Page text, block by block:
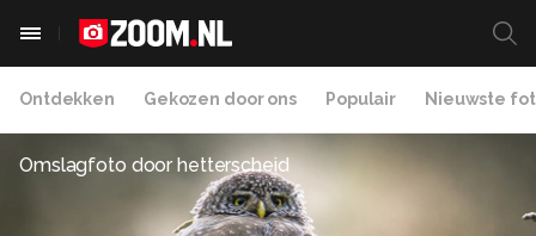
Ontdekken Gekozen door ons Populair Nieuwste
Omslagfoto doorhetterscheid